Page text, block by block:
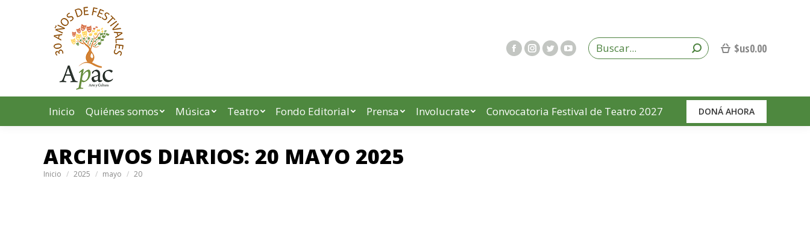
$us0.00
Inicio Quiénes somos Música Teatro Fondo Editorial Prensa Involucrate Convocatoria Festival de Teatro 2027 DONÁ AHORA
ARCHIVOS DIARIOS: 20 MAYO 2025
Estás aquí:
Inicio 2025 mayo 20